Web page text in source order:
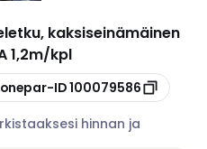
kaksiseinämäinen
1,2m/kpl
ID100079586
hinnan ja